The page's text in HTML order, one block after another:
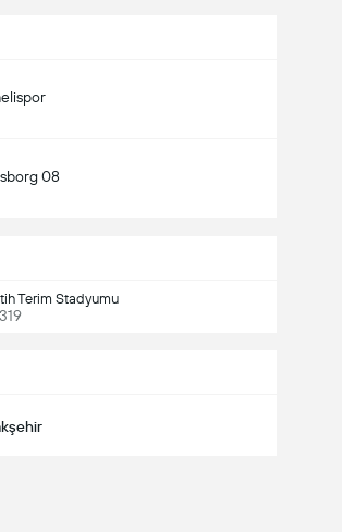
08
Terim Stadyumu